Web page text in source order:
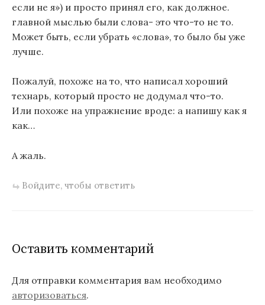
если не я») и просто принял его, как должное.
главной мыслью были слова- это что-то не то.
Может быть, если убрать «слова», то было бы уже
лучше.
Пожалуй, похоже на то, что написал хороший
технарь, который просто не додумал что-то.
Или похоже на упражнение вроде: а напишу как я
как…
А жаль.
Войдите, чтобы ответить
Оставить комментарий
Для отправки комментария вам необходимо
авторизоваться.